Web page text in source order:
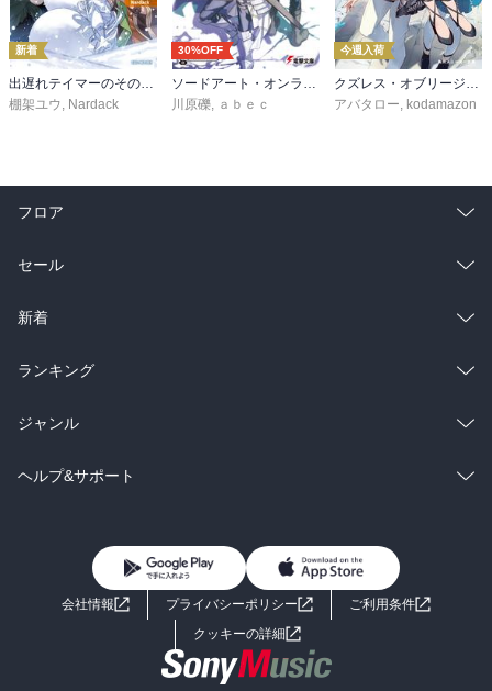
新着
棚架ユウ Nardack
30%OFF
川原礫
ａｂｅｃ
今週入荷
アバタロー kodamazon
フロア
総合
ラノベ
雑誌・グラビア
BL・TL
セール
総合
ラノベ
雑誌・グラビア
BL・TL
新着
総合
ラノベ
雑誌・グラビア
ランキング
総合
ラノベ
ジャンル
コミック
ライトノベル 男子向けラノベ
小説
海外小説
ヘルプ&サポート
よくあるご質問 お問い合わせ
会社情報 プライバシーポリシー
ご利用条件
クッキーの詳細